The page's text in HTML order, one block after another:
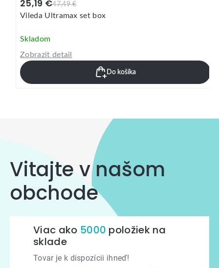
47,49 €
25,19 €
Vileda Ultramax set box
Skladom
Zobrazit detail
Do košíka
Vitajte v našom
obchode
Viac ako 5000 položiek na
sklade
Tovar je k dispozícii ihneď!